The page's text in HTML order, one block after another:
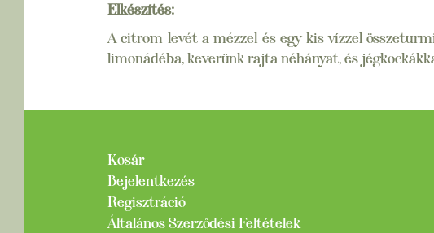
Elkészítés:
A citrom levét a mézzel és egy kis vízzel
limonádéba, keverünk rajta néhányat, és
Kosár
Bejelentkezés
Regisztráció
Általános Szerződési Feltételek